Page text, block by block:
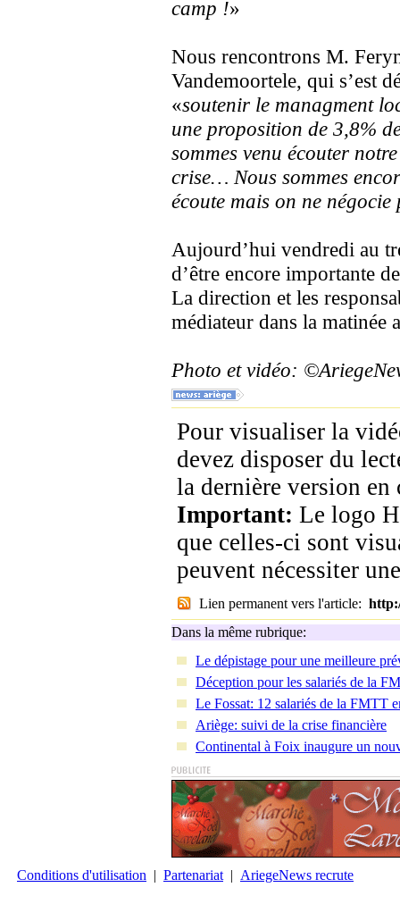
camp !»
Nous rencontrons M.
Vandemoortele, qui s’est
«soutenir le managment
une proposition de 3,8%
sommes venu écouter
crise… Nous sommes
écoute mais on ne
Aujourd’hui vendredi au
d’être encore importante
La direction et les
médiateur dans la
Photo et vidéo:
Pour visualiser la
devez disposer du
la dernière version
Important: Le logo
que celles-ci sont
peuvent nécessiter
Lien permanent vers l'article:
Dans la même rubrique:
Le dépistage pour une meilleure
Déception pour les salariés de la
Le Fossat: 12 salariés de la FMTT
Ariège: suivi de la crise financière
Continental à Foix inaugure un
Conditions d'utilisation | Partenariat | AriegeNews recrute